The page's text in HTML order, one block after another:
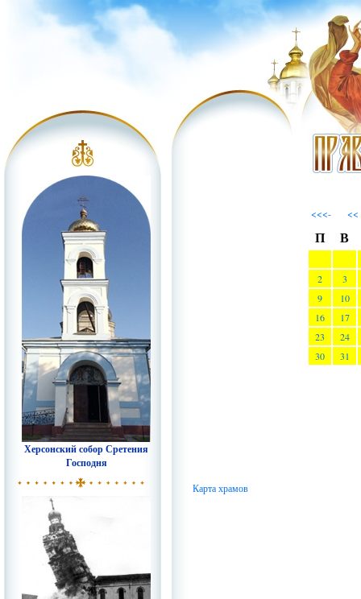
Херсонский собор Сретения
Господня
<<<- <<
П
В
2
3
9
10
16
17
23
24
30
31
Карта храмов